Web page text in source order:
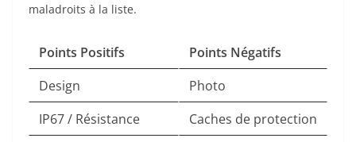
maladroits à la liste.
Points Positifs Points Négatifs
Design
Photo
IP67 / Résistance
Caches de protection